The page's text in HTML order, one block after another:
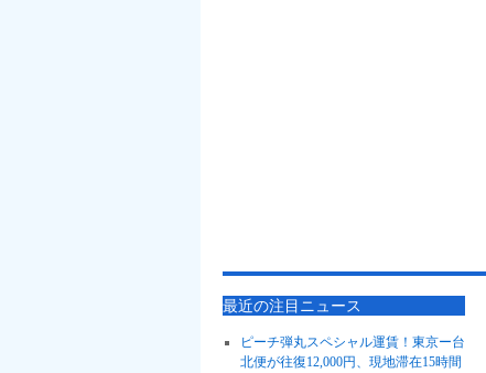
最近の注目ニュース
ピーチ弾丸スペシャル運賃！東京ー台
北便が往復12,000円、現地滞在15時間